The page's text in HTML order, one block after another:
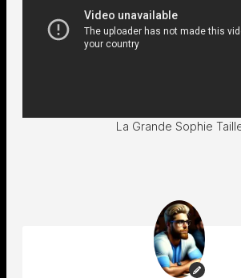
La Grande Sophie